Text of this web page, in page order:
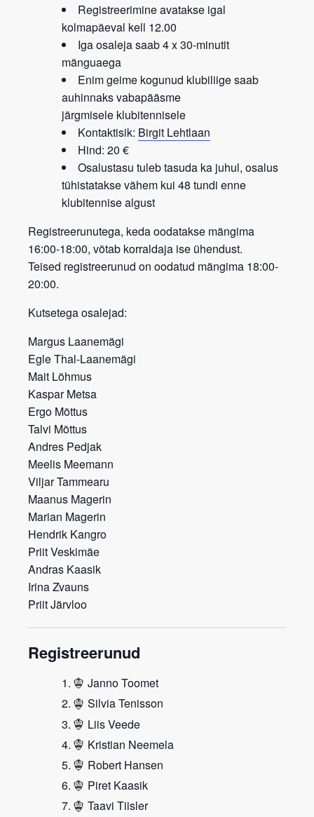
Registreerimine avatakse igal
kolmapäeval kell 12.00
Iga osaleja saab 4 x 30-minutit
mänguaega
Enim geime kogunud klubiliige saab
auhinnaks vabapääsme
järgmisele klubitennisele
Kontaktisik: Birgit Lehtlaan
Hind: 20 €
Osalustasu tuleb tasuda ka juhul, osalus
tühistatakse vähem kui 48 tundi enne
klubitennise algust
Registreerunutega, keda oodatakse mängima
16:00-18:00, võtab korraldaja ise ühendust.
Teised registreerunud on oodatud mängima 18:00-
20:00.
Kutsetega osalejad:
Margus Laanemägi
Egle Thal-Laanemägi
Mait Lõhmus
Kaspar Metsa
Ergo Mõttus
Talvi Mõttus
Andres Pedjak
Meelis Meemann
Viljar Tammearu
Maanus Magerin
Marian Magerin
Hendrik Kangro
Priit Veskimäe
Andras Kaasik
Irina Zvauns
Priit Järvloo
Registreerunud
Janno Toomet
Silvia Tenisson
Liis Veede
Kristian Neemela
Robert Hansen
Piret Kaasik
Taavi Tiisler